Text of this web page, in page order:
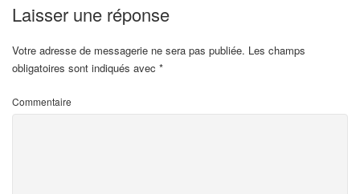
Laisser une réponse
Votre adresse de messagerie ne sera pas publiée. Les champs
obligatoires sont indiqués avec *
Commentaire